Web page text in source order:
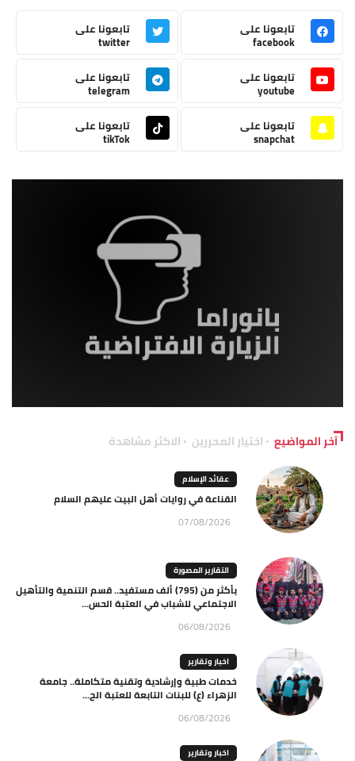
تابعونا على
facebook
تابعونا على
twitter
تابعونا على
youtube
تابعونا على
telegram
تابعونا على
snapchat
تابعونا على
tikTok
آخر المواضيع اختيار المحررين الاكثر مشاهدة
عقائد الإسلام
القناعة في روايات أهل البيت عليهم السلام
07/08/2026
التقارير المصورة
بأكثر من (795) ألف مستفيد.. قسم التنمية والتأهيل
الاجتماعي للشباب في العتبة الحس...
06/08/2026
اخبار وتقارير
خدمات طبية وإرشادية وتقنية متكاملة.. جامعة
الزهراء (ع) للبنات التابعة للعتبة الح...
06/08/2026
اخبار وتقارير